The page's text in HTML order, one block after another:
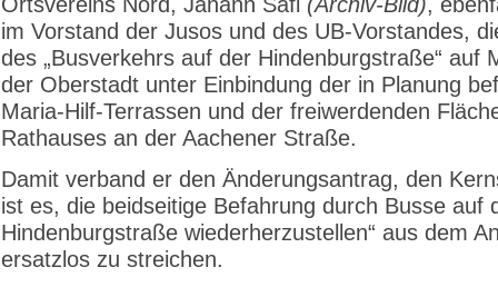
im Vorstand der Jusos und des UB-Vorstandes,
des „Busverkehrs auf der Hindenburgstraße“ auf
der Oberstadt unter Einbindung der in Planung
Maria-Hilf-Terrassen und der freiwerdenden
Rathauses an der Aachener Straße.
Damit verband er den Änderungsantrag, den
ist es, die beidseitige Befahrung durch Busse auf
Hindenburgstraße wiederherzustellen“ aus dem
ersatzlos zu streichen.